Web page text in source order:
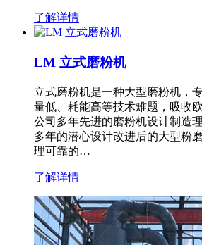
了解详情
LM 立式磨粉机
立式磨粉机是一种大型磨粉机，
量低、耗能高等技术难题，吸收
公司多年先进的磨粉机设计制造
多年的潜心设计改进后的大型粉
理可靠的…
了解详情